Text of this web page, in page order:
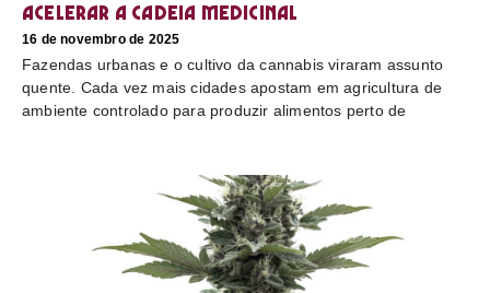
acelerar a cadeia medicinal
16 de novembro de 2025
Fazendas urbanas e o cultivo da cannabis viraram assunto
quente. Cada vez mais cidades apostam em agricultura de
ambiente controlado para produzir alimentos perto de